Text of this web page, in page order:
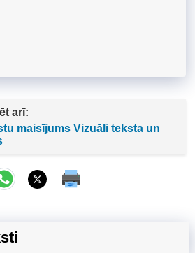
arī:
maisījums Vizuāli teksta un